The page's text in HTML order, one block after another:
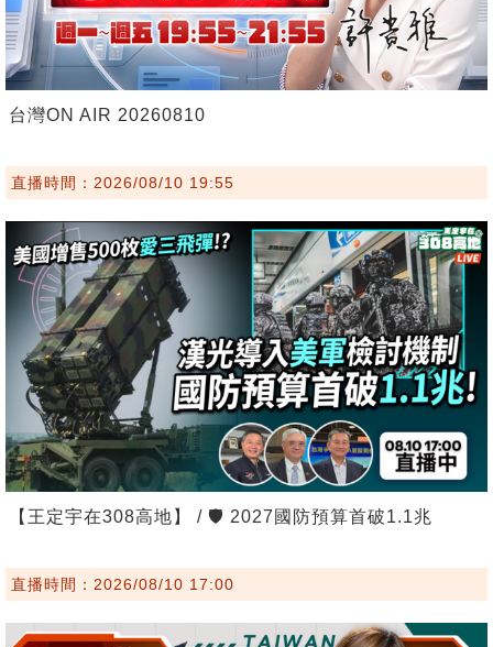
台灣ON AIR 20260810
直播時間：2026/08/10 19:55
【王定宇在308高地】 / 🛡️ 2027國防預算首破1.1兆
直播時間：2026/08/10 17:00